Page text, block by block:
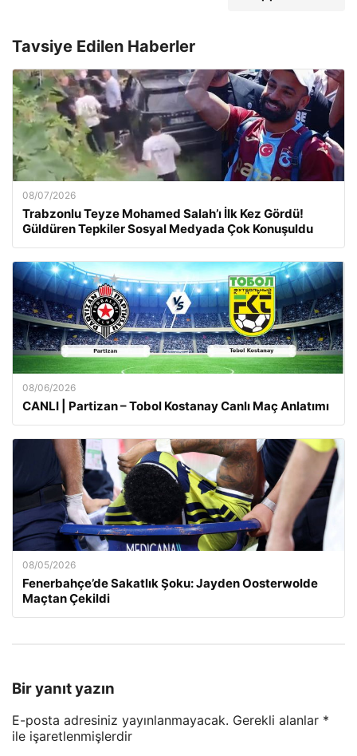
Tavsiye Edilen Haberler
08/07/2026
Trabzonlu Teyze Mohamed Salah’ı İlk Kez Gördü!
Güldüren Tepkiler Sosyal Medyada Çok Konuşuldu
08/06/2026
CANLI | Partizan – Tobol Kostanay Canlı Maç Anlatımı
08/05/2026
Fenerbahçe’de Sakatlık Şoku: Jayden Oosterwolde
Maçtan Çekildi
Bir yanıt yazın
E-posta adresiniz yayınlanmayacak. Gerekli alanlar *
ile işaretlenmişlerdir